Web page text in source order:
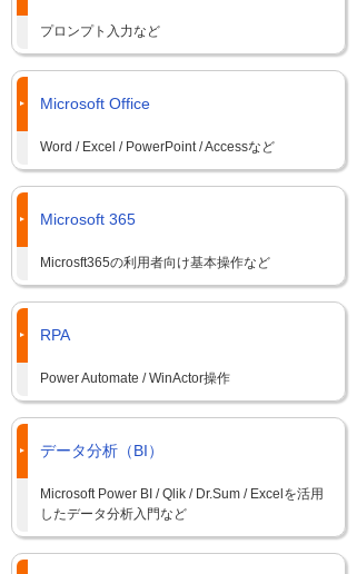
プロンプト入力など
Microsoft Office
Word / Excel / PowerPoint / Accessなど
Microsoft 365
Microsft365の利用者向け基本操作など
RPA
Power Automate / WinActor操作
データ分析（BI）
Microsoft Power BI / Qlik / Dr.Sum / Excelを活用
したデータ分析入門など